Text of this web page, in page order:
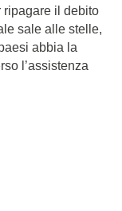
ripagare il debito
sale alle stelle,
abbia la
l’assistenza